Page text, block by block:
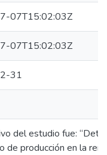
07T15:02:03Z
07T15:02:03Z
31
del estudio fue:
de producción en la